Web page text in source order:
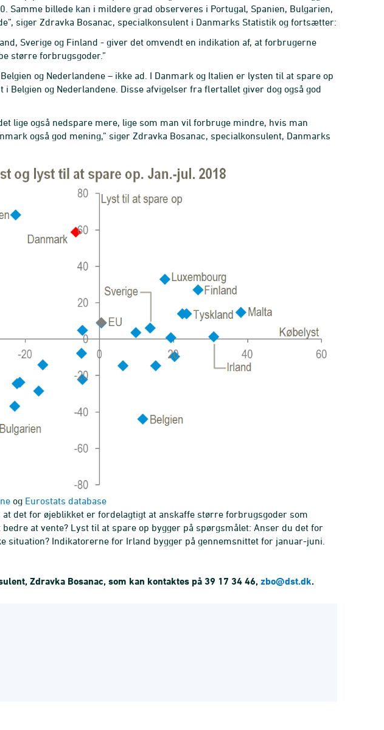
billede kan i mildere grad observeres i Portugal, Spanien, Bulgarien,
siger Zdravka Bosanac, specialkonsulent i Danmarks Statistik og fortsætter:
Sverige og Finland - giver det omvendt en indikation af, at forbrugerne
større forbrugsgoder.”
og Nederlandene – ikke ad. I Danmark og Italien er lysten til at spare op
Belgien og Nederlandene. Disse afvigelser fra flertallet giver dog også god
lige også nedspare mere, lige som man vil forbruge mindre, hvis man
også god mening,” siger Zdravka Bosanac, specialkonsulent, Danmarks
og Eurostats database
det for øjeblikket er fordelagtigt at anskaffe større forbrugsgoder som
at vente? Lyst til at spare op bygger på spørgsmålet: Anser du det for
situation? Indikatorerne for Irland bygger på gennemsnittet for januar-juni.
Zdravka Bosanac, som kan kontaktes på 39 17 34 46, zbo@dst.dk.